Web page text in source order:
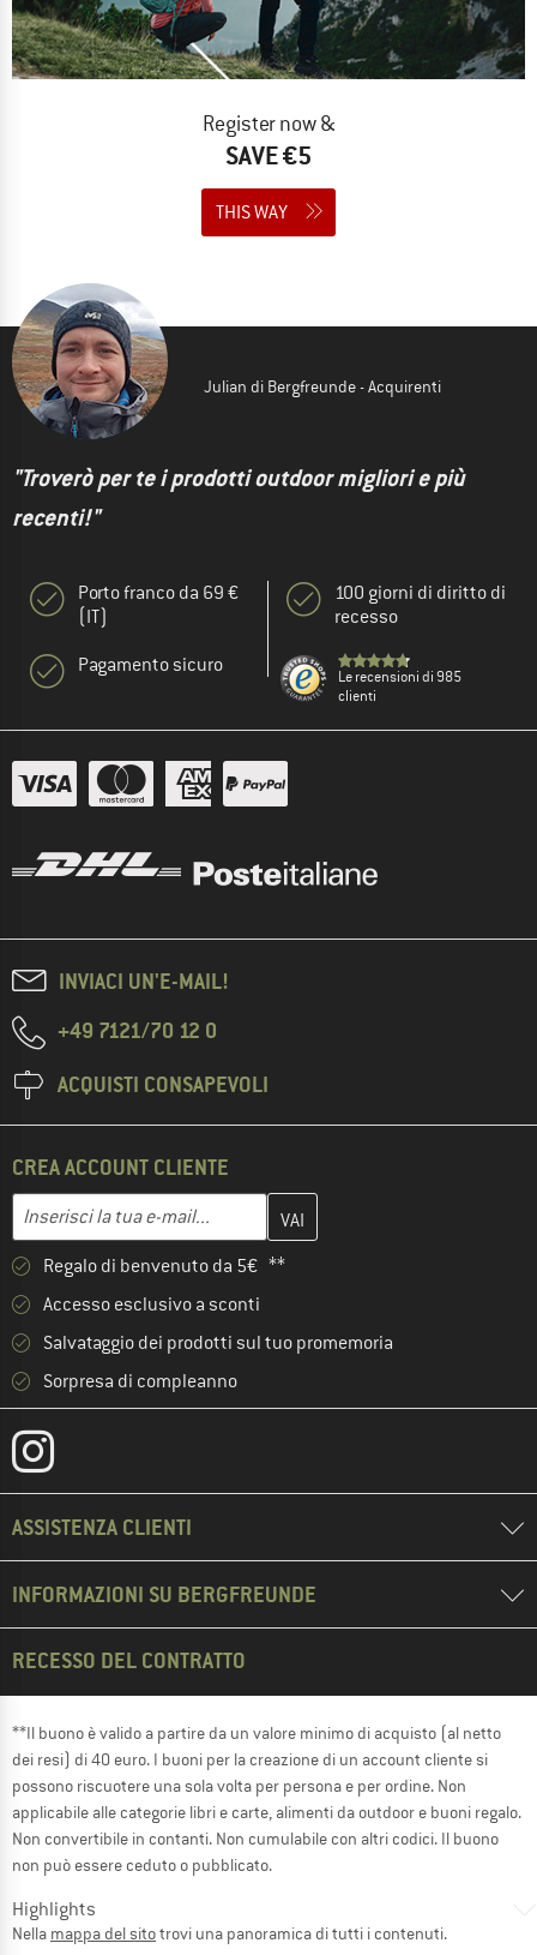
Register now &
SAVE €5
THIS WAY
Julian di Bergfreunde - Acquirenti
"Troverò per te i prodotti outdoor migliori e più
recenti!"
Porto franco da 69 €
(IT)
Pagamento sicuro
100 giorni di diritto di
recesso
Le recensioni di 985
clienti
INVIACI UN'E-MAIL!
+49 7121/70 12 0
ACQUISTI CONSAPEVOLI
CREA ACCOUNT CLIENTE
Indirizzo e-mail
Inserisci qui il tuo indirizzo e-mail e crea il tuo account cliente
Regalo di benvenuto da 5€ **
Accesso esclusivo a sconti
Salvataggio dei prodotti sul tuo promemoria
Sorpresa di compleanno
ASSISTENZA CLIENTI
INFORMAZIONI SU BERGFREUNDE
RECESSO DEL CONTRATTO
**Il buono è valido a partire da un valore minimo di acquisto (al netto
dei resi) di 40 euro. I buoni per la creazione di un account cliente si
possono riscuotere una sola volta per persona e per ordine. Non
applicabile alle categorie libri e carte, alimenti da outdoor e buoni regalo.
Non convertibile in contanti. Non cumulabile con altri codici. Il buono
non può essere ceduto o pubblicato.
Highlights
Nella mappa del sitotrovi una panoramica di tutti i contenuti.